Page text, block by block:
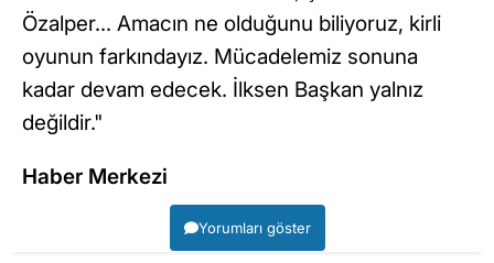
Özalper... Amacın ne olduğunu biliyoruz, kirli
oyunun farkındayız. Mücadelemiz sonuna
kadar devam edecek. İlksen Başkan yalnız
değildir."
Haber Merkezi
Yorumları göster